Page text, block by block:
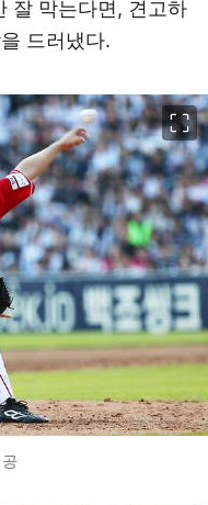
잘 막는다면, 견고하
드러냈다.